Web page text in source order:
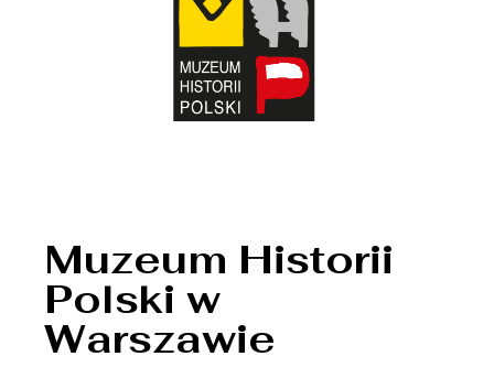
Muzeum Historii
Polski w
Warszawie